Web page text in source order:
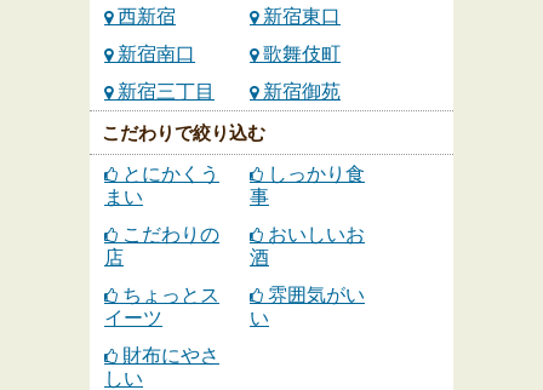
西新宿
新宿東口
新宿南口
歌舞伎町
新宿三丁目
新宿御苑
こだわりで絞り込む
とにかくう
まい
しっかり食
事
こだわりの
店
おいしいお
酒
ちょっとス
イーツ
雰囲気がい
い
財布にやさ
しい